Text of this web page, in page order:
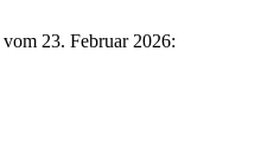
vom 23. Februar 2026: